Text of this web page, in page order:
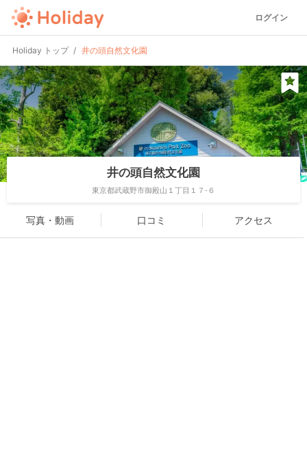
ログイン
Holiday トップ 井の頭自然文化園
井の頭自然文化園
東京都武蔵野市御殿山１丁目１７-６
写真・動画 口コミ アクセス